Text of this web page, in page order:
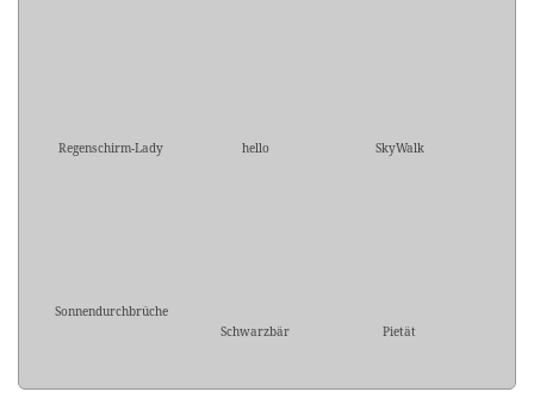
Regenschirm-Lady hello SkyWalk
Sonnendurchbrüche
Schwarzbär
Pietät